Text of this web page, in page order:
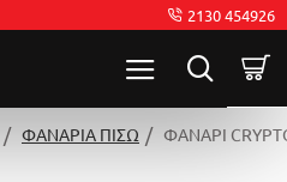
2130 454926
ΦΑΝΑΡΙΑ ΠΙΣΩ ΦΑΝΑΡΙ